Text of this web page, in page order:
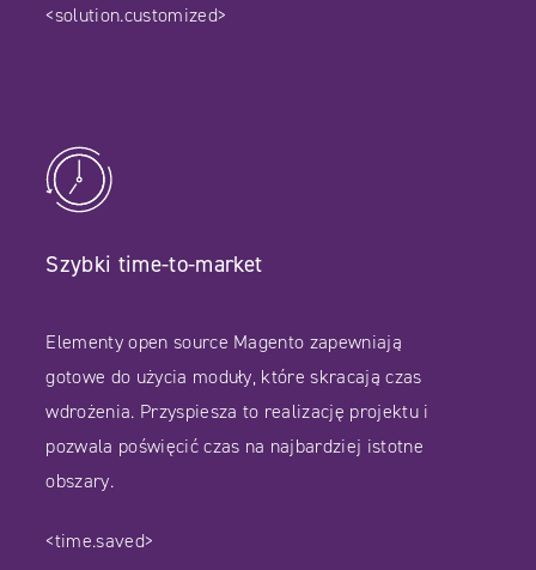
<solution.customized>
Szybki time-to-market
Elementy open source Magento zapewniają
gotowe do użycia moduły, które skracają czas
wdrożenia. Przyspiesza to realizację projektu i
pozwala poświęcić czas na najbardziej istotne
obszary.
<time.saved>